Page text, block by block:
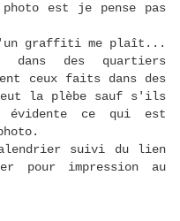
est je pense pas
graffiti me plaît...
des quartiers
ceux faits dans des
la plèbe sauf s'ils
évidente ce qui est
suivi du lien
pour impression au